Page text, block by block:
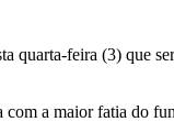
feira (3) que
a maior fatia do